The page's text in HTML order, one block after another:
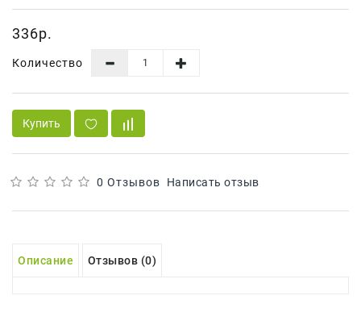
Мытья
Чистки
Консервирование
Канцтовары
Одноразовая
Упаковка
336р.
Количество
Купить
0 Отзывов Написать отзыв
Описание Отзывов (0)